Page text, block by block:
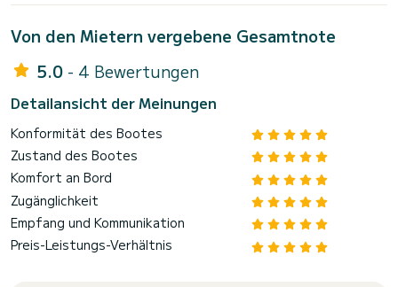
Von den Mietern vergebene Gesamtnote
5.0 - 4 Bewertungen
Detailansicht der Meinungen
Konformität des Bootes
Zustand des Bootes
Komfort an Bord
Zugänglichkeit
Empfang und Kommunikation
Preis-Leistungs-Verhältnis